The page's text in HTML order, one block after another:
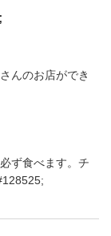
んのお店ができ
ず食べます。チ